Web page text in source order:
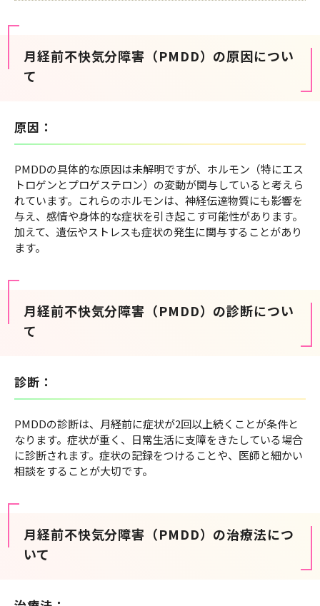
月経前不快気分障害（PMDD）の原因につい
て
原因：
PMDDの具体的な原因は未解明ですが、ホルモン（特にエス
トロゲンとプロゲステロン）の変動が関与していると考えら
れています。これらのホルモンは、神経伝達物質にも影響を
与え、感情や身体的な症状を引き起こす可能性があります。
加えて、遺伝やストレスも症状の発生に関与することがあり
ます。
月経前不快気分障害（PMDD）の診断につい
て
診断：
PMDDの診断は、月経前に症状が2回以上続くことが条件と
なります。症状が重く、日常生活に支障をきたしている場合
に診断されます。症状の記録をつけることや、医師と細かい
相談をすることが大切です。
月経前不快気分障害（PMDD）の治療法につ
いて